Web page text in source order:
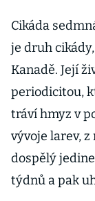
Cikáda
je druh
Kanadě. Její
periodicitou,
tráví hmyz v
vývoje larev,
dospělý
týdnů a pak